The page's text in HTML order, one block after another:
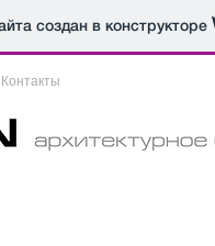
создан в конструкторе
Контакты